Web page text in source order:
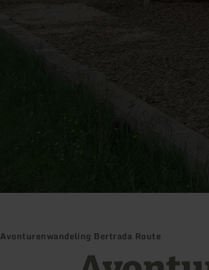
Avonturenwandeling Bertrada Route